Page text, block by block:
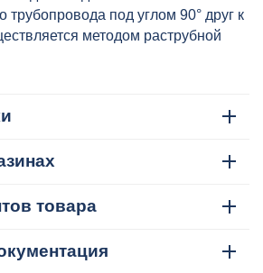
трубопровода под углом 90° друг к
методом раструбной
товара